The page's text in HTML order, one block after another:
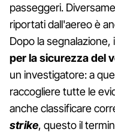
passeggeri.
riportati dall'aereo è
Dopo la segnalazione,
per la sicurezza del
un investigatore: a
raccogliere tutte le
anche classificare
strike, questo il